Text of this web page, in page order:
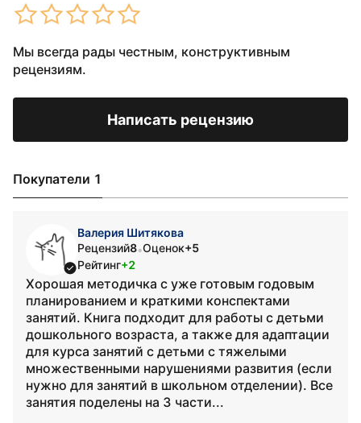
Мы всегда рады честным, конструктивным
рецензиям.
Написать рецензию
Покупатели 1
Валерия Шитякова
Рецензий8•Оценок+5
Рейтинг+2
Хорошая методичка с уже готовым годовым
планированием и краткими конспектами
занятий. Книга подходит для работы с детьми
дошкольного возраста, а также для адаптации
для курса занятий с детьми с тяжелыми
множественными нарушениями развития (если
нужно для занятий в школьном отделении). Все
занятия поделены на 3 части...